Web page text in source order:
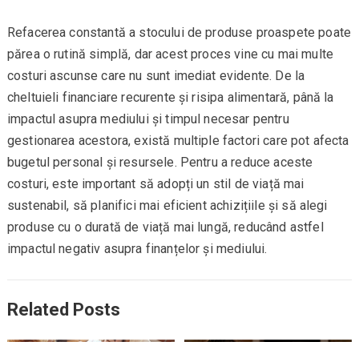
Refacerea constantă a stocului de produse proaspete poate
părea o rutină simplă, dar acest proces vine cu mai multe
costuri ascunse care nu sunt imediat evidente. De la
cheltuieli financiare recurente și risipa alimentară, până la
impactul asupra mediului și timpul necesar pentru
gestionarea acestora, există multiple factori care pot afecta
bugetul personal și resursele. Pentru a reduce aceste
costuri, este important să adopți un stil de viață mai
sustenabil, să planifici mai eficient achizițiile și să alegi
produse cu o durată de viață mai lungă, reducând astfel
impactul negativ asupra finanțelor și mediului.
Related Posts